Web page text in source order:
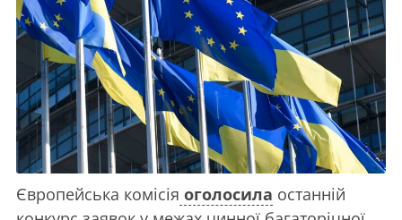
Європейська комісія оголосила останній